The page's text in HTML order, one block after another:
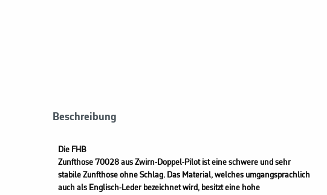
Beschreibung
Die FHB
Zunfthose 70028 aus Zwirn-Doppel-Pilot ist eine schwere und sehr
stabile Zunfthose ohne Schlag. Das Material, welches umgangsprachlich
auch als Englisch-Leder bezeichnet wird, besitzt eine hohe